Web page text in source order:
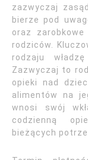
zazwyczaj
bierze pod
oraz
rodziców.
rodzaju
Zazwyczaj to
opieki nad
alimentów na
wnosi swój
codzienną
bieżących